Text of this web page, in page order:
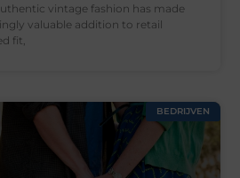
vintage fashion has made
valuable addition to retail
fit,
BEDRIJVEN